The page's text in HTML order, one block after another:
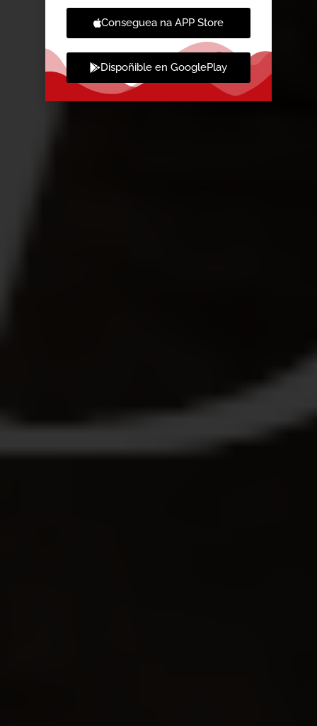
Conseguea na APP Store
Dispoñible en GooglePlay